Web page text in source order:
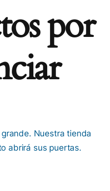
por
Nuestra tienda
abrirá sus puertas.